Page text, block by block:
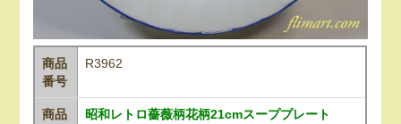
商品
番号
R3962
商品
昭和レトロ薔薇柄花柄21cmスーププレート